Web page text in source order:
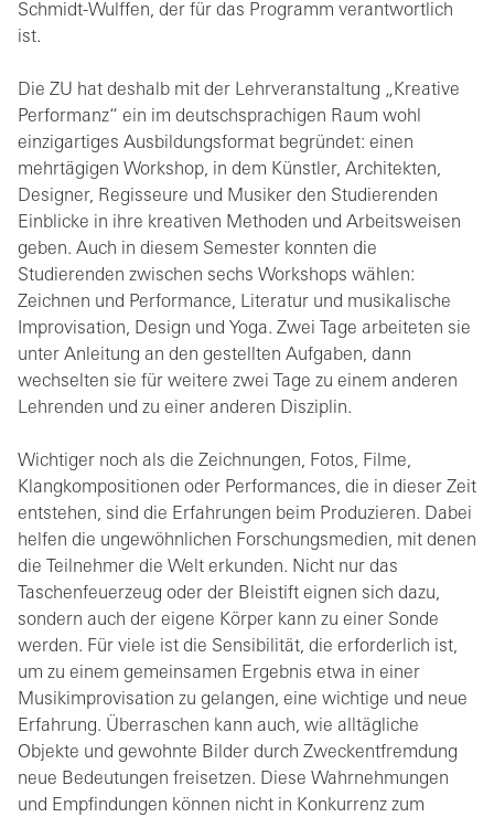
Schmidt-Wulffen, der für das Programm verantwortlich
ist.
Die ZU hat deshalb mit der Lehrveranstaltung „Kreative
Performanz“ ein im deutschsprachigen Raum wohl
einzigartiges Ausbildungsformat begründet: einen
mehrtägigen Workshop, in dem Künstler, Architekten,
Designer, Regisseure und Musiker den Studierenden
Einblicke in ihre kreativen Methoden und Arbeitsweisen
geben. Auch in diesem Semester konnten die
Studierenden zwischen sechs Workshops wählen:
Zeichnen und Performance, Literatur und musikalische
Improvisation, Design und Yoga. Zwei Tage arbeiteten sie
unter Anleitung an den gestellten Aufgaben, dann
wechselten sie für weitere zwei Tage zu einem anderen
Lehrenden und zu einer anderen Disziplin.
Wichtiger noch als die Zeichnungen, Fotos, Filme,
Klangkompositionen oder Performances, die in dieser Zeit
entstehen, sind die Erfahrungen beim Produzieren. Dabei
helfen die ungewöhnlichen Forschungsmedien, mit denen
die Teilnehmer die Welt erkunden. Nicht nur das
Taschenfeuerzeug oder der Bleistift eignen sich dazu,
sondern auch der eigene Körper kann zu einer Sonde
werden. Für viele ist die Sensibilität, die erforderlich ist,
um zu einem gemeinsamen Ergebnis etwa in einer
Musikimprovisation zu gelangen, eine wichtige und neue
Erfahrung. Überraschen kann auch, wie alltägliche
Objekte und gewohnte Bilder durch Zweckentfremdung
neue Bedeutungen freisetzen. Diese Wahrnehmungen
und Empfindungen können nicht in Konkurrenz zum